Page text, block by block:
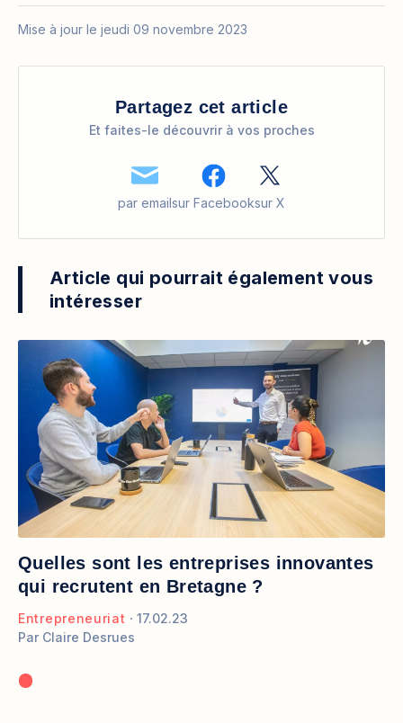
Mise à jour le jeudi 09 novembre 2023
Partagez cet article
Et faites-le découvrir à vos proches
par emailsur Facebooksur X
Article qui pourrait également vous
intéresser
Quelles sont les entreprises innovantes
qui recrutent en Bretagne ?
Entrepreneuriat
17.02.23
Par Claire Desrues